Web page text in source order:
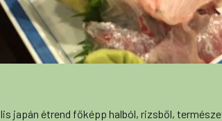
japán étrend főképp halból, rizsből,